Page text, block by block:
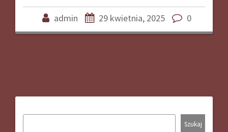
admin 29 kwietnia, 2025 0
Szukaj